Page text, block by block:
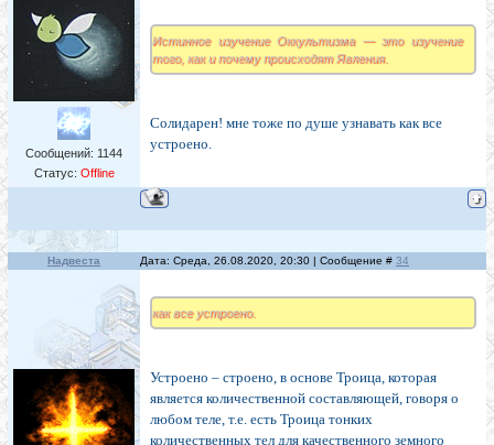
Сообщений: 1144
Статус: Offline
Истинное изучение Оккультизма — это изучение
того, как и почему происходят Явления.
Солидарен! мне тоже по душе узнавать как все
устроено.
Надвеста Дата: Среда, 26.08.2020, 20:30 | Сообщение # 34
как все устроено.
Устроено – строено, в основе Троица, которая
является количественной составляющей, говоря о
любом теле, т.е. есть Троица тонких
количественных тел для качественного земного